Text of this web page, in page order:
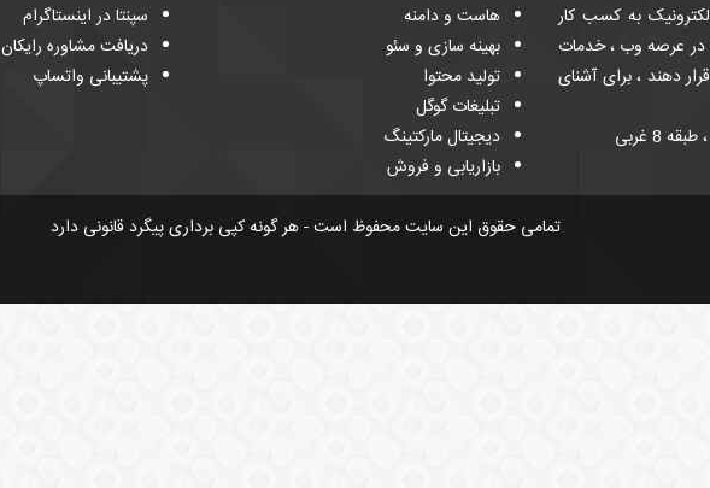
به کسب کار
در عرصه وب ، خدمات
دهند ، برای آشنای
غربی
هاست و دامنه
بهینه سازی و سئو
تولید محتوا
تبلیغات گوگل
دیجیتال مارکتینگ
بازاریابی و فروش
سپنتا در اینستاگرام
دریافت مشاوره رایکان
پشتیبانی واتساپ
تمامی حقوق این سایت محفوظ است - هر گونه کپی برداری پیگرد قانونی دارد